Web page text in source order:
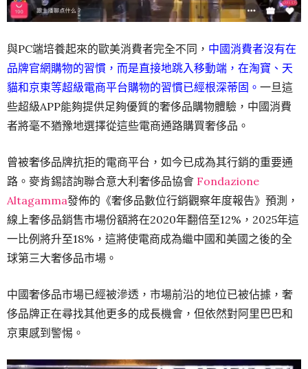
與PC端培養起來的歐美消費者完全不同， 中國消費者沒有在
品牌官網購物的習慣，而是直接地跳入移動端，在淘寶、天
貓和京東等超級電商平台購物的習慣已經根深蒂固。 一旦這
些超級APP能夠提供足夠優質的奢侈品購物體驗，中國消費
者將毫不猶豫地選擇從這些電商通路購買奢侈品。
曾被奢侈品牌抗拒的電商平台，如今已成為其行銷的重要通
路。麥肯錫諮詢聯合意大利奢侈品協會 Fondazione
Altagamma發佈的《奢侈品數位行銷觀察年度報告》預測，
線上奢侈品銷售市場份額將在2020年翻倍至12%，2025年這
一比例將升至18%，這將使電商成為繼中國和美國之後的全
球第三大奢侈品市場。
中國奢侈品市場已經被滲透，市場前沿的地位已被佔據，奢
侈品牌正在尋找其他更多的成長機會，但依然對阿里巴巴和
京東感到警惕。